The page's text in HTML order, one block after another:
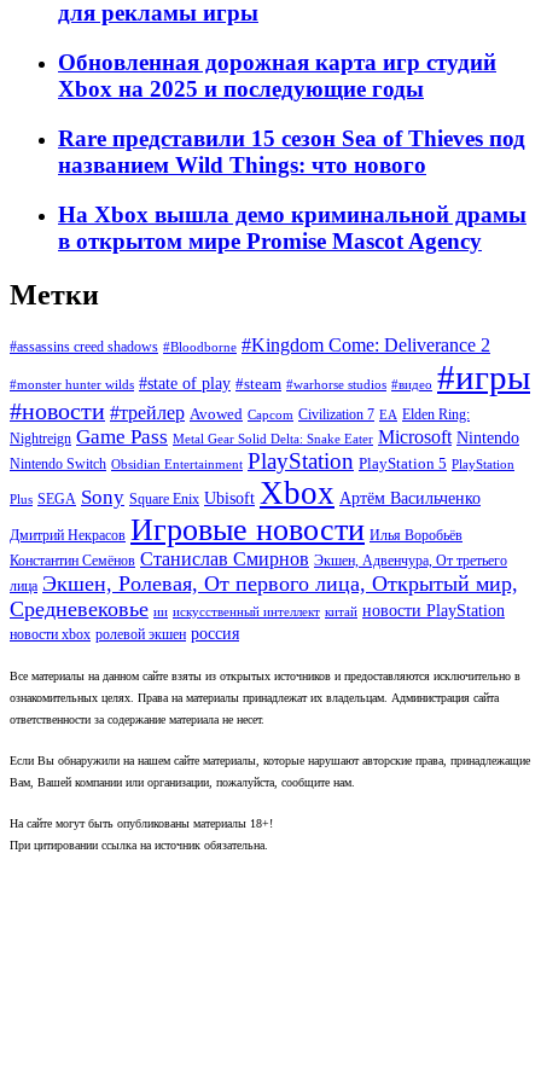
для рекламы игры
Обновленная дорожная карта игр студий
Xbox на 2025 и последующие годы
Rare представили 15 сезон Sea of Thieves под
названием Wild Things: что нового
На Xbox вышла демо криминальной драмы
в открытом мире Promise Mascot Agency
Метки
#assassins creed shadows #Bloodborne #Kingdom Come: Deliverance 2
#monster hunter wilds #state of play #steam #warhorse studios #видео #игры
#новости #трейлер Avowed Capcom Civilization 7 EA Elden Ring:
Nightreign Game Pass Metal Gear Solid Delta: Snake Eater Microsoft Nintendo
Nintendo Switch Obsidian Entertainment PlayStation PlayStation 5 PlayStation
Plus SEGA Sony Square Enix Ubisoft Xbox Артём Васильченко
Дмитрий Некрасов Игровые новости Илья Воробьёв
Константин Семёнов Станислав Смирнов Экшен, Адвенчура, От третьего
лица Экшен, Ролевая, От первого лица, Открытый мир,
Средневековье ии искусственный интеллект китай новости PlayStation
новости xbox ролевой экшен россия
Все материалы на данном сайте взяты из открытых источников и предоставляются исключительно в
ознакомительных целях. Права на материалы принадлежат их владельцам. Администрация сайта
ответственности за содержание материала не несет.
Если Вы обнаружили на нашем сайте материалы, которые нарушают авторские права, принадлежащие
Вам, Вашей компании или организации, пожалуйста, сообщите нам.
На сайте могут быть опубликованы материалы 18+!
При цитировании ссылка на источник обязательна.